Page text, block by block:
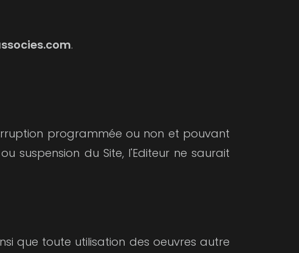
.
programmée ou non et pouvant
suspension du Site, l'Editeur ne saurait
que toute utilisation des oeuvres autre